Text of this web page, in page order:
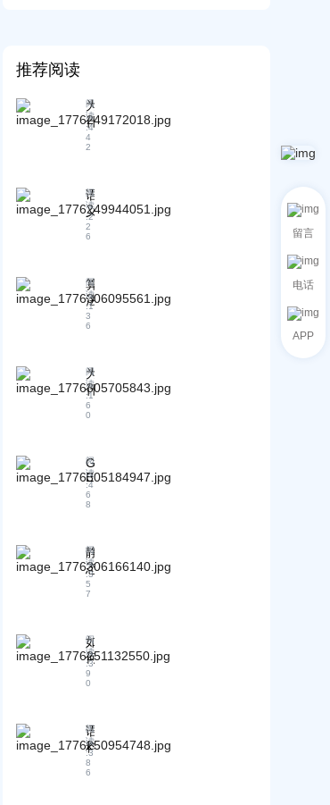
推荐阅读
为
什
么
很
企
业
做
了
O
，
却
没
说
清
“
到
了
什
么
阅
读
:4
4
2
语
义
防
火
：
如
何
通
E
O
策
略
竞
争
对
手
意
“
截
流
的
品
牌
名
阅
读
:2
2
6
算
法
v
s
理
：
揭
o
o
g
l
e
与
C
h
P
T
推
理
辑
对
供
应
阅
读
:1
3
6
为
什
么
说
规
是
G
的
终
极
护
”
？
阅
读
:1
6
0
G
E
O
服
的
合
规
书
应
该
怎
？
阅
读
:4
6
8
静
态
展
示
.
动
态
：
G
E
O
阅
读
:3
5
7
如
何
分
析
搜
索
结
阅
读
:3
9
0
语
料
库
的
阅
读
:3
8
6
留言
电话
APP